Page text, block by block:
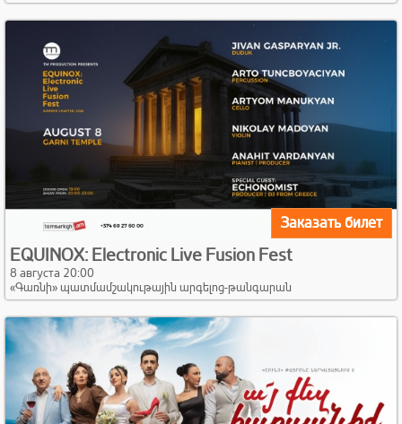
Заказать билет
EQUINOX: Electronic Live Fusion Fest
8 августа 20:00
«Գառնի» պատմամշակութային արգելոց-թանգարան